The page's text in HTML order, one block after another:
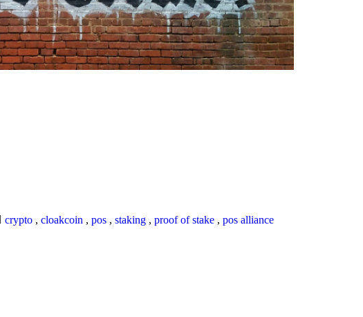
crypto , cloakcoin , pos , staking , proof of stake , pos alliance